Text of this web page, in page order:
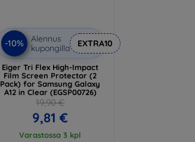
-10%
Alennus
kupongilla
EXTRA10
Eiger Tri Flex High-Impact
Film Screen Protector (2
Pack) for Samsung Galaxy
A12 in Clear (EGSP00726)
19,90 €
9,81 €
Varastossa 3 kpl